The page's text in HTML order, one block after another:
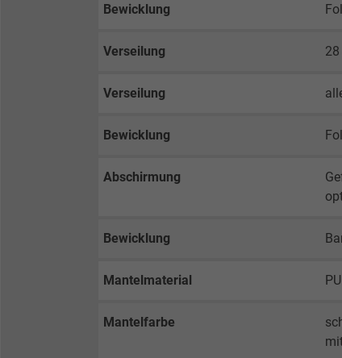
Bewicklung
Verseilung
Verseilung
Bewicklung
Abschirmung
Bewicklung
Mantelmaterial
Mantelfarbe